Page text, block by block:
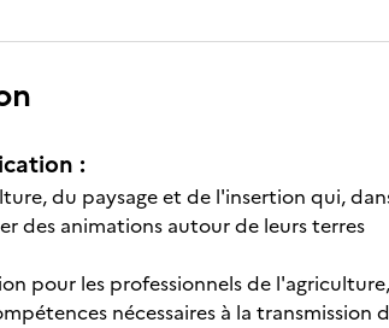
:
du paysage et de l'insertion qui,
des animations autour de leurs terres
pour les professionnels de
nécessaires à la transmission